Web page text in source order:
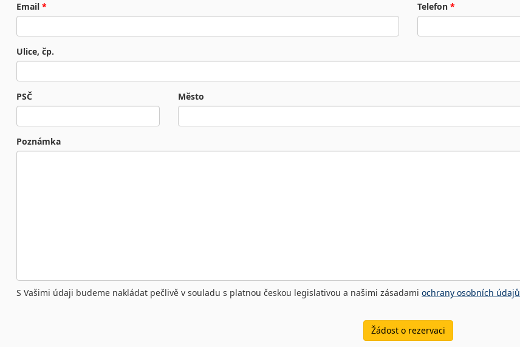
Email * Telefon *
Ulice, čp.
PSČ Město
Poznámka
S Vašimi údaji budeme nakládat pečlivě v souladu s platnou českou legislativou a našimi zásadami ochrany osobních údajů
Žádost o rezervaci